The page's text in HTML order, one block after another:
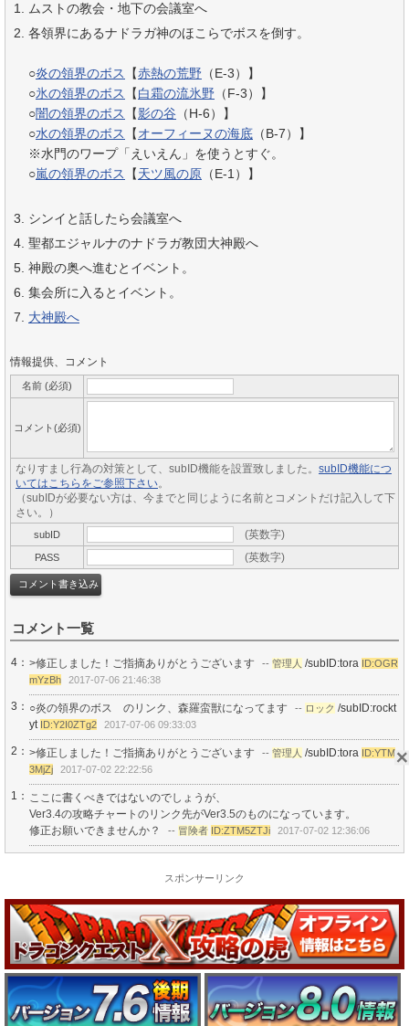
ムストの教会・地下の会議室へ
各領界にあるナドラガ神のほこらでボスを倒す。
○炎の領界のボス 【赤熱の荒野 （E-3）】
○氷の領界のボス 【白霜の流氷野 （F-3）】
○闇の領界のボス 【影の谷 （H-6）】
○水の領界のボス 【オーフィーヌの海底 （B-7）】
※水門のワープ「えいえん」を使うとすぐ。
○嵐の領界のボス 【天ツ風の原 （E-1）】
シンイと話したら会議室へ
聖都エジャルナのナドラガ教団大神殿へ
神殿の奥へ進むとイベント。
集会所に入るとイベント。
大神殿へ
情報提供、コメント
名前 (必須)
コメント(必須)
なりすまし行為の対策として、subID機能を設置致しました。 subID機能につ
いてはこちらをご参照下さい。
（subIDが必要ない方は、今までと同じように名前とコメントだけ記入して下
さい。）
subID (英数字)
PASS (英数字)
コメント一覧
4： >修正しました！ご指摘ありがとうございます -- 管理人 /subID:tora ID:OGR
mYzBh
2017-07-06 21:46:38
3： ○炎の領界のボス のリンク、森羅蛮獣になってます -- ロック /subID:rockt
yt ID:Y2I0ZTg2 2017-07-06 09:33:03
2： >修正しました！ご指摘ありがとうございます -- 管理人 /subID:tora ID:YTM
3MjZj
2017-07-02 22:22:56
1： ここに書くべきではないのでしょうが、
Ver3.4の攻略チャートのリンク先がVer3.5のものになっています。
修正お願いできませんか？
-- 冒険者 ID:ZTM5ZTJi 2017-07-02 12:36:06
スポンサーリンク